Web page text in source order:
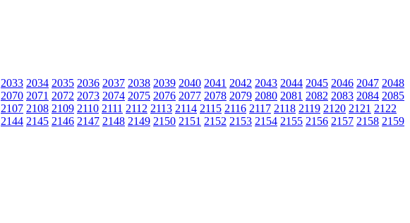
2033 2034 2035 2036 2037 2038 2039 2040 2041 2042 2043 2044 2045 2046 2047 2048
2070 2071 2072 2073 2074 2075 2076 2077 2078 2079 2080 2081 2082 2083 2084 2085
2107 2108 2109 2110 2111 2112 2113 2114 2115 2116 2117 2118 2119 2120 2121 2122
2144 2145 2146 2147 2148 2149 2150 2151 2152 2153 2154 2155 2156 2157 2158 2159